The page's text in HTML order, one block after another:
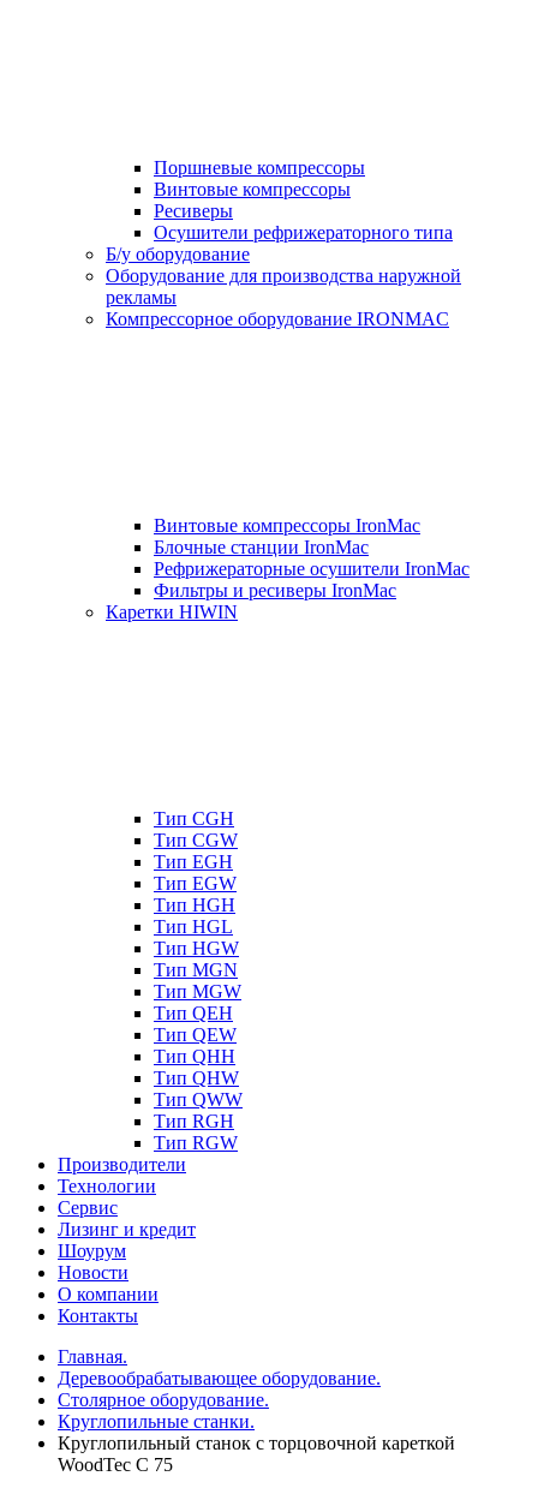
Поршневые компрессоры
Винтовые компрессоры
Ресиверы
Осушители рефрижераторного типа
Б/у оборудование
Оборудование для производства наружной
рекламы
Компрессорное оборудование IRONMAC
Винтовые компрессоры IronMac
Блочные станции IronMac
Рефрижераторные осушители IronMac
Фильтры и ресиверы IronMac
Каретки HIWIN
Тип CGH
Тип CGW
Тип EGH
Тип EGW
Тип HGH
Тип HGL
Тип HGW
Тип MGN
Тип MGW
Тип QEH
Тип QEW
Тип QHH
Тип QHW
Тип QWW
Тип RGH
Тип RGW
Производители
Технологии
Сервис
Лизинг и кредит
Шоурум
Новости
О компании
Контакты
Главная.
Деревообрабатывающее оборудование.
Столярное оборудование.
Круглопильные станки.
Круглопильный станок с торцовочной кареткой
WoodTec C 75